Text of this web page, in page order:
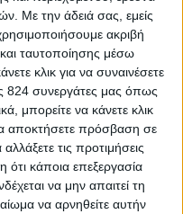
Με την άδειά σας, εμείς
ακριβή
ταυτοποίησης μέσω
κλικ για να συναινέσετε
824 συνεργάτες μας όπως
μπορείτε να κάνετε κλικ
αποκτήσετε πρόσβαση σε
τις προτιμήσεις
ότι κάποια επεξεργασία
να μην απαιτεί τη
να αρνηθείτε αυτήν
ίδια γυναίκα, οι
με την ηλικία
αποκαλύψουμε τα
για διαφορετικές
για να μάθετε
ή οι αγαπημένες